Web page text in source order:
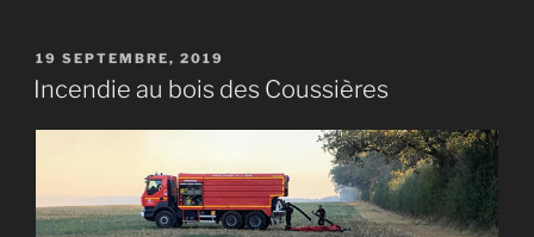
PUBLIÉ
LE
19 SEPTEMBRE, 2019
Incendie au bois des Coussières